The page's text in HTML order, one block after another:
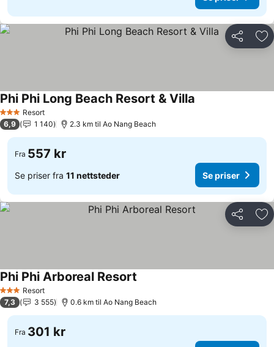
Del
3 StjernerResort
Phi Phi Long Beach Resort & Villa
6,9 1 140 2.3 km til Ao Nang Beach
Fra 557 kr
Se priser fra 11 nettsteder Se priser
Del
3 StjernerResort
Phi Phi Arboreal Resort
7,3 3 555 0.6 km til Ao Nang Beach
Fra 301 kr